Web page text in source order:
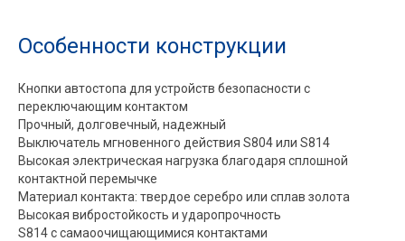
Особенности конструкции
Кнопки автостопа для устройств безопасности с
переключающим контактом
Прочный, долговечный, надежный
Выключатель мгновенного действия S804 или S814
Высокая электрическая нагрузка благодаря сплошной
контактной перемычке
Материал контакта: твердое серебро или сплав золота
Высокая вибростойкость и ударопрочность
S814 с самаоочищающимися контактами